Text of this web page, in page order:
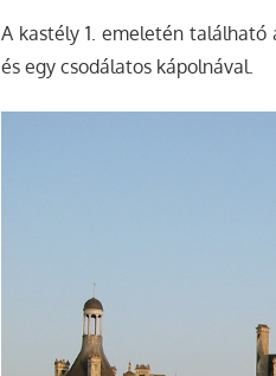
A kastély 1. emeletén
és egy csodálatos kápolnával.